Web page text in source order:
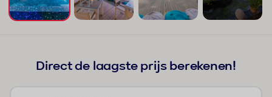
Direct de laagste prijs berekenen!